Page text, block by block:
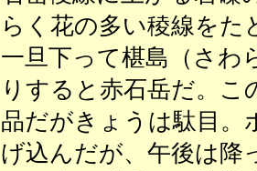
らく花の多い稜線をた
一旦下って椹島（さわ
りすると赤石岳だ。こ
品だがきょうは駄目。
げ込んだが、午後は降